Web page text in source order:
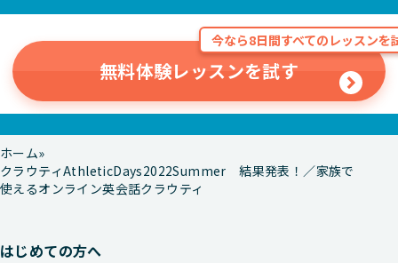
今なら8日間すべてのレッスンを
無料体験レッスンを試す
ホーム
クラウティAthleticDays2022Summer 結果発表！／家族で
使えるオンライン英会話クラウティ
はじめての方へ